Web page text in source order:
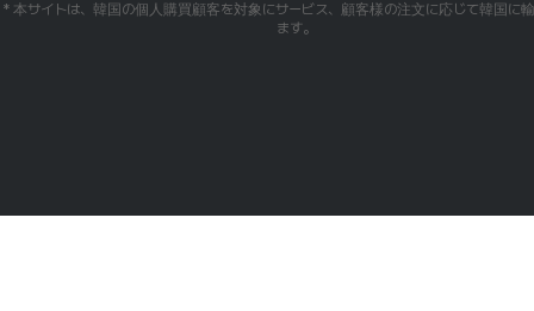
* 本サイトは、韓国の個人購買顧客を対象にサービス、顧客様の注文に応じて韓国に
ます。